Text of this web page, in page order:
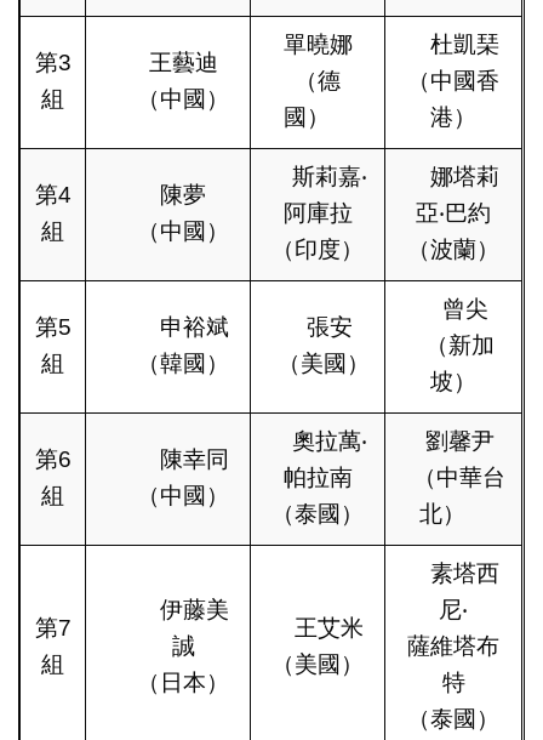
第3
組
王藝迪
（中國）
單曉娜
（德
國）
杜凱琹
（中國香
港）
第4
組
陳夢
（中國）
斯莉嘉‧
阿庫拉
（印度）
娜塔莉
亞‧巴約
（波蘭）
第5
組
申裕斌
（韓國）
張安
（美國）
曾尖
（新加
坡）
第6
組
陳幸同
（中國）
奧拉萬‧
帕拉南
（泰國）
劉馨尹
（中華台
北）
第7
組
伊藤美
誠
（日本）
王艾米
（美國）
素塔西
尼‧
薩維塔布
特
（泰國）